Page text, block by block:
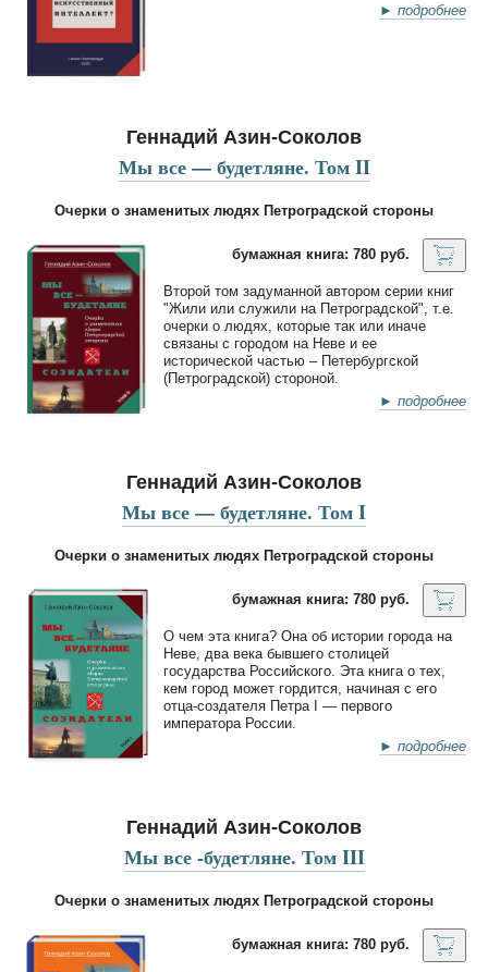
► подробнее
Геннадий Азин-Соколов
Мы все — будетляне. Том II
Очерки о знаменитых людях Петроградской стороны
бумажная книга: 780 руб.
Второй том задуманной автором серии книг
"Жили или служили на Петроградской", т.е.
очерки о людях, которые так или иначе
связаны с городом на Неве и ее
исторической частью – Петербургской
(Петроградской) стороной.
► подробнее
Геннадий Азин-Соколов
Мы все — будетляне. Том I
Очерки о знаменитых людях Петроградской стороны
бумажная книга: 780 руб.
О чем эта книга? Она об истории города на
Неве, два века бывшего столицей
государства Российского. Эта книга о тех,
кем город может гордится, начиная с его
отца-создателя Петра I — первого
императора России.
► подробнее
Геннадий Азин-Соколов
Мы все -будетляне. Том III
Очерки о знаменитых людях Петроградской стороны
бумажная книга: 780 руб.